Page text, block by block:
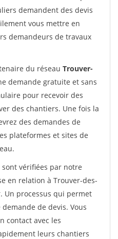
demandent des devis
vous mettre en
demandeurs de travaux
du réseau Trouver-
demande gratuite et sans
pour recevoir des
des chantiers. Une fois la
des demandes de
plateformes et sites de
vérifiées par notre
en relation à Trouver-des-
Un processus qui permet
de devis. Vous
contact avec les
leurs chantiers